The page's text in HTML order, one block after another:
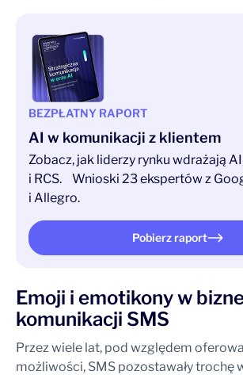
BEZPŁATNY RAPORT
AI w komunikacji z klientem
Zobacz, jak liderzy rynku wdrażają
i RCS. Wnioski 23 ekspertów z
i Allegro.
Pobierz raport
Emoji i emotikony w
komunikacji SMS
Przez wiele lat, pod względem
możliwości, SMS pozostawały trochę